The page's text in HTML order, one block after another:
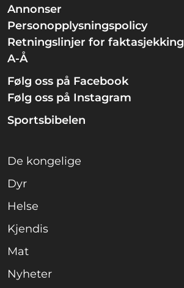
Annonser
Personopplysningspolicy
Retningslinjer for faktasjekking
A-Å
Følg oss på Facebook
Følg oss på Instagram
Sportsbibelen
De kongelige
Dyr
Helse
Kjendis
Mat
Nyheter